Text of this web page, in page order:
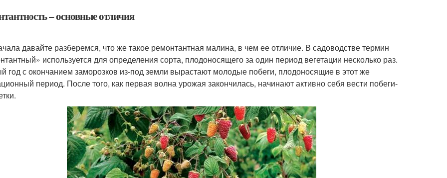
– основные отличия
давайте разберемся, что же такое ремонтантная малина, в чем ее отличие. В садоводстве термин
используется для определения сорта, плодоносящего за один период вегетации несколько раз.
год с окончанием заморозков из-под земли вырастают молодые побеги, плодоносящие в этот же
период. После того, как первая волна урожая закончилась, начинают активно себя вести побеги-